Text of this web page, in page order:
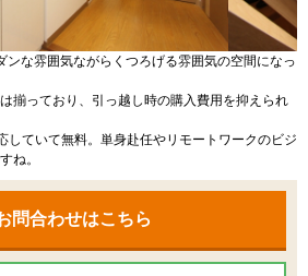
ンな雰囲気ながらくつろげる雰囲気の空間になっ
揃っており、引っ越し時の購入費用を抑えられ
していて無料。単身赴任やリモートワークのビジ
ね。
問合わせはこちら